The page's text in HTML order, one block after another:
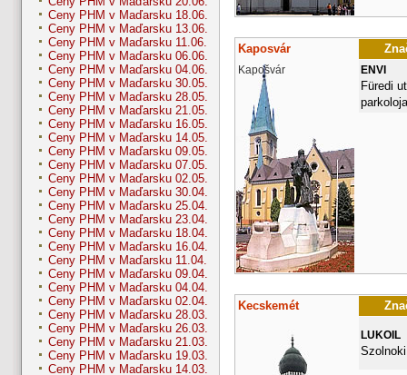
Ceny PHM v Maďarsku 18.06.
Ceny PHM v Maďarsku 13.06.
Ceny PHM v Maďarsku 11.06.
Ceny PHM v Maďarsku 06.06.
Ceny PHM v Maďarsku 04.06.
Ceny PHM v Maďarsku 30.05.
Ceny PHM v Maďarsku 28.05.
Ceny PHM v Maďarsku 21.05.
Ceny PHM v Maďarsku 16.05.
Ceny PHM v Maďarsku 14.05.
Ceny PHM v Maďarsku 09.05.
Ceny PHM v Maďarsku 07.05.
Ceny PHM v Maďarsku 02.05.
Ceny PHM v Maďarsku 30.04.
Ceny PHM v Maďarsku 25.04.
Ceny PHM v Maďarsku 23.04.
Ceny PHM v Maďarsku 18.04.
Ceny PHM v Maďarsku 16.04.
Ceny PHM v Maďarsku 11.04.
Ceny PHM v Maďarsku 09.04.
Ceny PHM v Maďarsku 04.04.
Ceny PHM v Maďarsku 02.04.
Ceny PHM v Maďarsku 28.03.
Ceny PHM v Maďarsku 26.03.
Ceny PHM v Maďarsku 21.03.
Ceny PHM v Maďarsku 19.03.
Ceny PHM v Maďarsku 14.03.
Kaposvár
Kapošvár ENVI
Füredi
Kecskemét
LUKOIL